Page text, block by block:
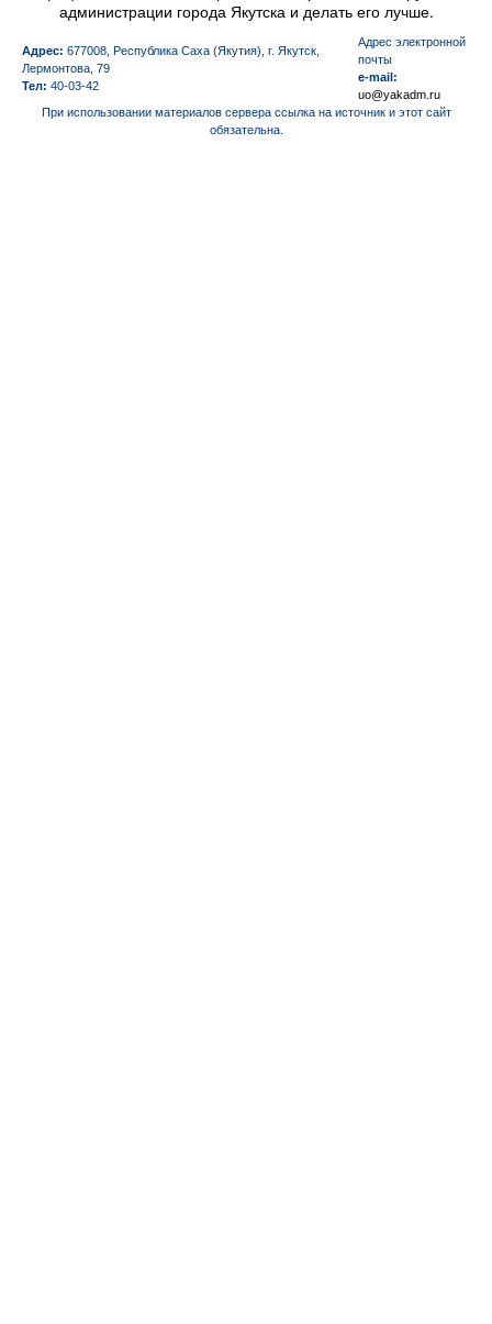
администрации города Якутска и делать его лучше.
Адрес: 677008, Республика Саха (Якутия), г. Якутск,
Лермонтова, 79
Тел: 40-03-42
Aдрес электронной
почты
e-mail:
uo@yakadm.ru
При использовании материалов сервера ссылка на источник и этот сайт
обязательна.